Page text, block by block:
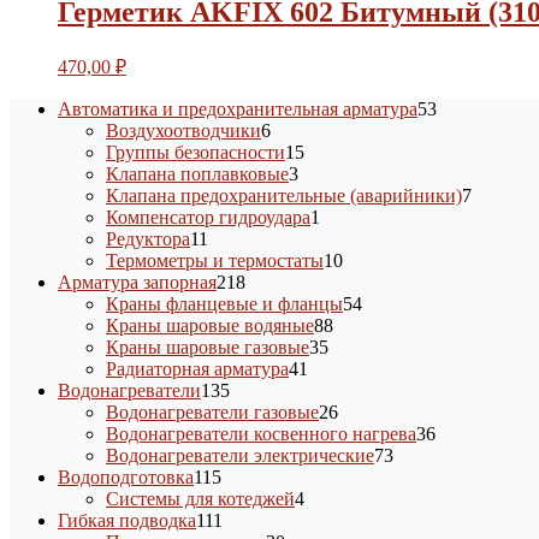
Герметик AKFIX 602 Битумный
470,00 ₽
Автоматика и предохранительная арматура5353
Воздухоотводчики66
товаров
Группы безопасности1515
Клапана поплавковые33
товара
Клапана предохранительные (аварийники)77
Компенсатор гидроудара1
Редуктора11
товаров
Термометры и термостаты1010
Арматура запорная218218
товаров
Краны фланцевые и фланцы5454
Краны шаровые водяные8888
Краны шаровые газовые3535
Радиаторная арматура41
Водонагреватели135135
товаров
Водонагреватели газовые2626
товаров
Водонагреватели косвенного нагрева3636
Водонагреватели электрические7373
Водоподготовка115115
товаров
Системы для котеджей44
Гибкая подводка111